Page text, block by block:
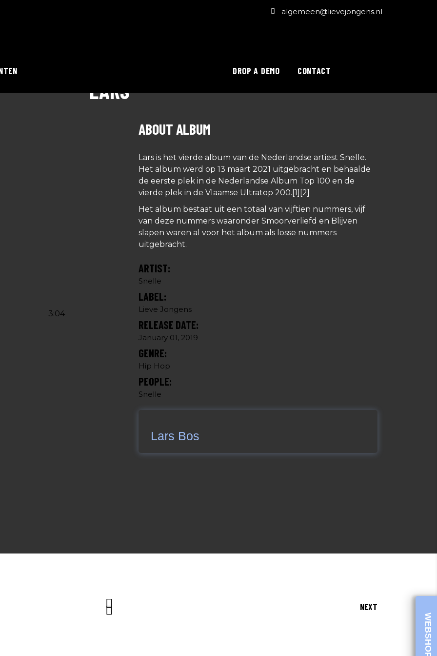
algemeen@lievejongens.nl
DROP A DEMO CONTACT
LARS
3:04
ABOUT ALBUM
Lars is het vierde album van de Nederlandse artiest Snelle.
Het album werd op 13 maart 2021 uitgebracht en behaalde
de eerste plek in de Nederlandse Album Top 100 en de
vierde plek in de Vlaamse Ultratop 200.[1][2]
Het album bestaat uit een totaal van vijftien nummers, vijf
van deze nummers waaronder Smoorverliefd en Blijven
slapen waren al voor het album als losse nummers
uitgebracht.
ARTIST:
Snelle
LABEL:
Lieve Jongens
RELEASE DATE:
January 01, 2019
GENRE:
Hip Hop
PEOPLE:
Snelle
Lars Bos
NEXT
WEBSHOP